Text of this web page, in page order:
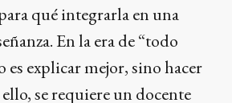
qué integrarla en una
En la era de “todo
es explicar mejor, sino hacer
ello, se requiere un docente